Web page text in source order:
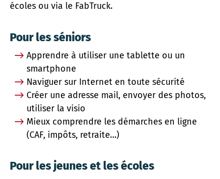
écoles ou via le FabTruck.
Pour les séniors
Apprendre à utiliser une tablette ou un
smartphone
Naviguer sur Internet en toute sécurité
Créer une adresse mail, envoyer des photos,
utiliser la visio
Mieux comprendre les démarches en ligne
(CAF, impôts, retraite…)
Pour les jeunes et les écoles